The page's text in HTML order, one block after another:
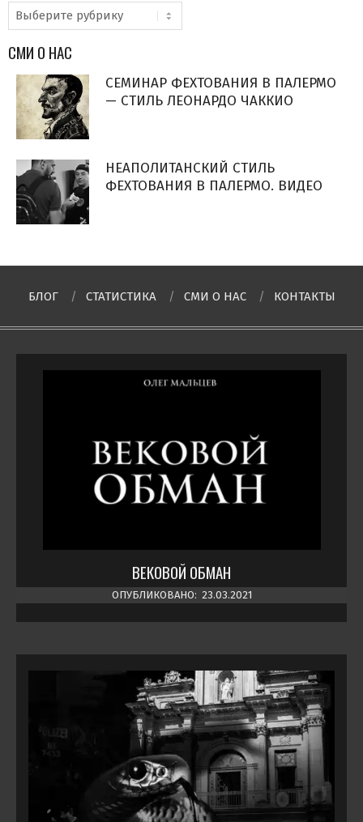
Рубрики
СМИ О НАС
СЕМИНАР ФЕХТОВАНИЯ В ПАЛЕРМО
— СТИЛЬ ЛЕОНАРДО ЧАККИО
НЕАПОЛИТАНСКИЙ СТИЛЬ
ФЕХТОВАНИЯ В ПАЛЕРМО. ВИДЕО
БЛОГ СТАТИСТИКА СМИ О НAC КОНТАКТЫ
ВЕКОВОЙ ОБМАН
ОПУБЛИКОВАНО: 23.03.2021